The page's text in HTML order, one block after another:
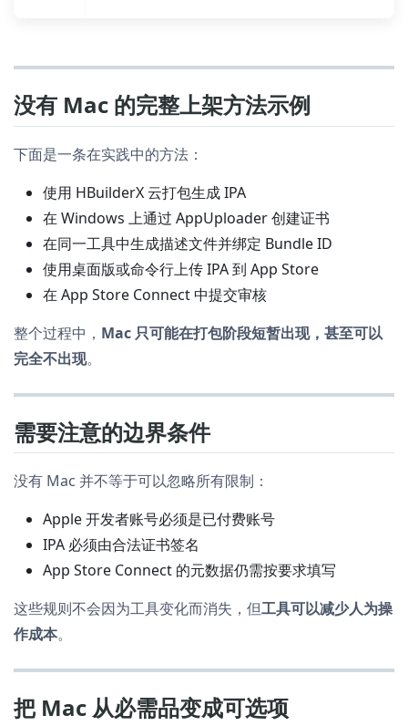
没有 Mac 的完整上架方法示例
下面是一条在实践中的方法：
使用 HBuilderX 云打包生成 IPA
在 Windows 上通过 AppUploader 创建证书
在同一工具中生成描述文件并绑定 Bundle ID
使用桌面版或命令行上传 IPA 到 App Store
在 App Store Connect 中提交审核
整个过程中， Mac 只可能在打包阶段短暂出现，甚至可以
完全不出现。
需要注意的边界条件
没有 Mac 并不等于可以忽略所有限制：
Apple 开发者账号必须是已付费账号
IPA 必须由合法证书签名
App Store Connect 的元数据仍需按要求填写
这些规则不会因为工具变化而消失，但工具可以减少人为操
作成本。
把 Mac 从必需品变成可选项